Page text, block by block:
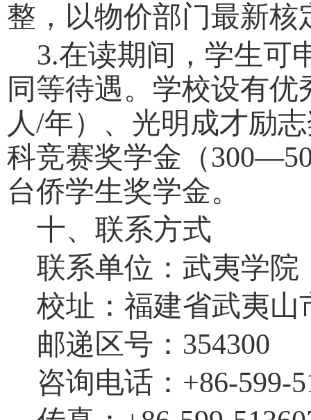
整，以物价部门最新
3.在读期间，学生可
同等待遇。学校设有优
人/年）、光明成才励
科竞赛奖学金（
台侨学生奖学金。
十、联系方式
联系单位：武夷学院
校址：福建省武夷山
邮递区号： 354300
咨询电话： +86-599-